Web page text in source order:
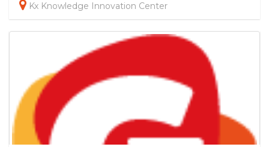
Kx Knowledge Innovation Center